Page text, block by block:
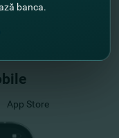
banca.